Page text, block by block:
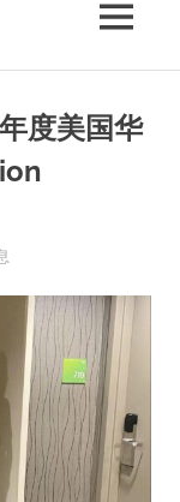
MENU
度美国华